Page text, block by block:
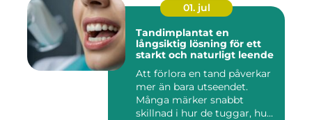
01. jul
Tandimplantat en
långsiktig lösning för ett
starkt och naturligt leende
Att förlora en tand påverkar
mer än bara utseendet.
Många märker snabbt
skillnad i hur de tuggar, hu...